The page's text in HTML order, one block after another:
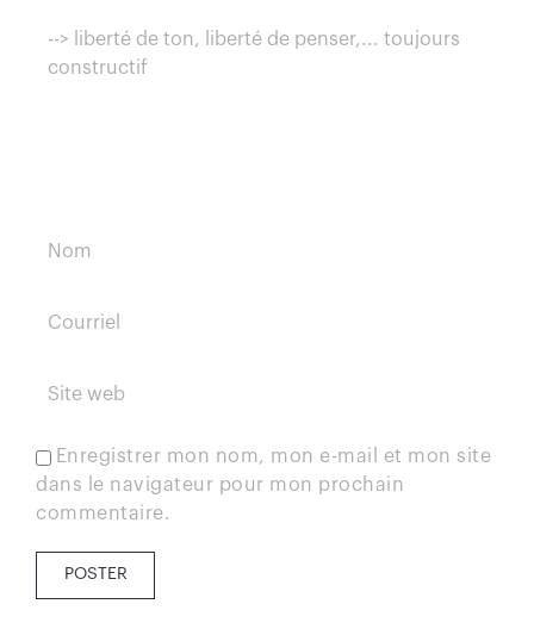
Enregistrer mon nom, mon e-mail et mon site
dans le navigateur pour mon prochain
commentaire.